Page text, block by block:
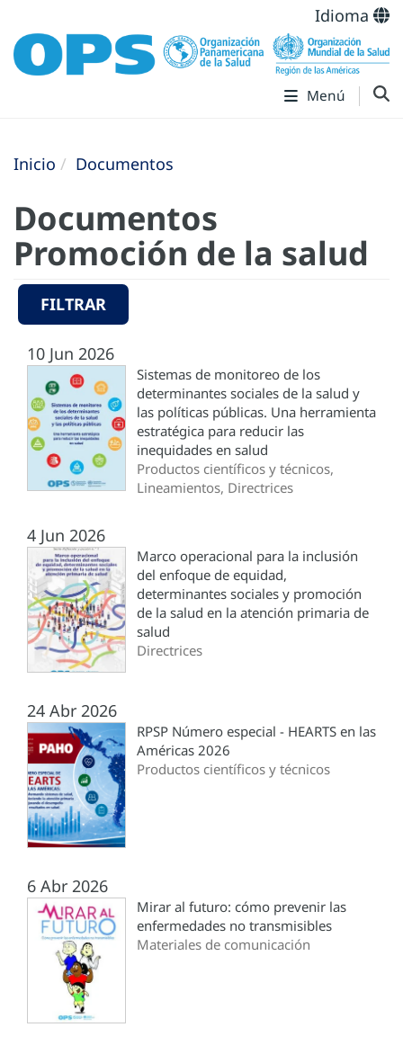
Idioma
Menú
Inicio Documentos
Documentos
Promoción de la salud
FILTRAR
10 Jun 2026
Sistemas de monitoreo de los
determinantes sociales de la salud y
las políticas públicas. Una herramienta
estratégica para reducir las
inequidades en salud
Productos científicos y técnicos,
Lineamientos, Directrices
4 Jun 2026
Marco operacional para la inclusión
del enfoque de equidad,
determinantes sociales y promoción
de la salud en la atención primaria de
salud
Directrices
24 Abr 2026
RPSP Número especial - HEARTS en las
Américas 2026
Productos científicos y técnicos
6 Abr 2026
Mirar al futuro: cómo prevenir las
enfermedades no transmisibles
Materiales de comunicación